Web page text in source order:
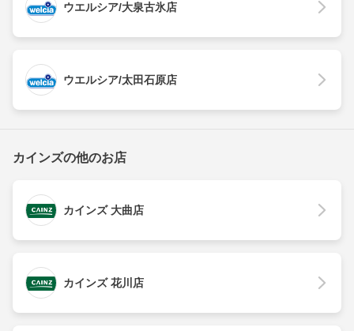
ウエルシア/大泉古氷店
ウエルシア/太田石原店
カインズの他のお店
カインズ 大曲店
カインズ 花川店